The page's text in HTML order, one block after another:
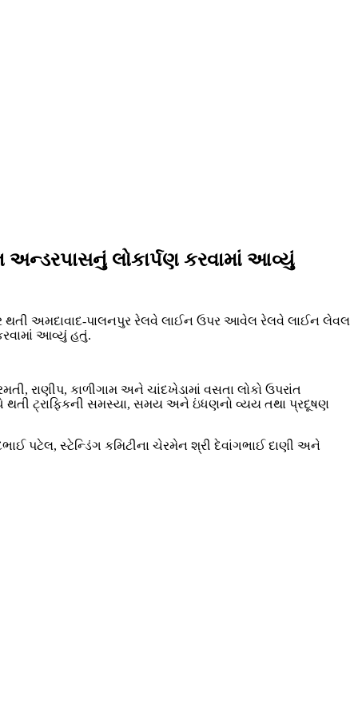
લોકાર્પણ કરવામાં આવ્યું
થતી અમદાવાદ-પાલનપુર રેલવે લાઈન ઉપર આવેલ રેલવે લાઈન લેવલ
આવ્યું હતું.
રાણીપ, કાળીગામ અને ચાંદખેડામાં વસતા લોકો ઉપરાંત
ટ્રાફિકની સમસ્યા, સમય અને ઇંધણનો વ્યય તથા પ્રદૂષણ
પટેલ, સ્ટેન્ડિંગ કમિટીના ચેરમેન શ્રી દેવાંગભાઈ દાણી અને